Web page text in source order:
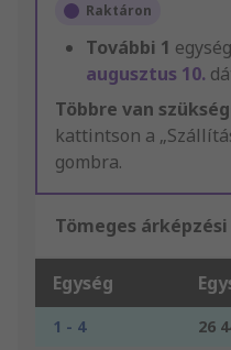
Raktáron
További 1
augusztus 10.
Többre van
kattintson a
gombra.
Tömeges
Egység
1 - 4
26